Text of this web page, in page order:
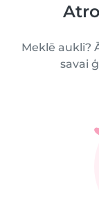
Meklē aukli?
savai